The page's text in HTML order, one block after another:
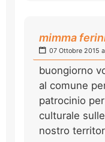
mimma
07 Ottobre 2015
buongiorno
al comune
patrocinio
culturale
nostro